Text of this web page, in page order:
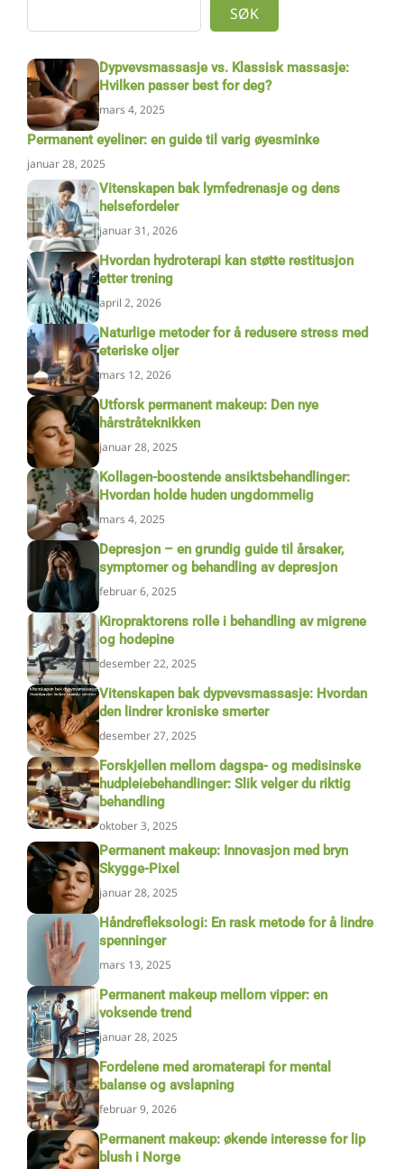
SØK
Dypvevsmassasje vs. Klassisk massasje:
Hvilken passer best for deg?
mars 4, 2025
Permanent eyeliner: en guide til varig øyesminke
januar 28, 2025
Vitenskapen bak lymfedrenasje og dens
helsefordeler
januar 31, 2026
Hvordan hydroterapi kan støtte restitusjon
etter trening
april 2, 2026
Naturlige metoder for å redusere stress med
eteriske oljer
mars 12, 2026
Utforsk permanent makeup: Den nye
hårstråteknikken
januar 28, 2025
Kollagen-boostende ansiktsbehandlinger:
Hvordan holde huden ungdommelig
mars 4, 2025
Depresjon – en grundig guide til årsaker,
symptomer og behandling av depresjon
februar 6, 2025
Kiropraktorens rolle i behandling av migrene
og hodepine
desember 22, 2025
Vitenskapen bak dypvevsmassasje: Hvordan
den lindrer kroniske smerter
desember 27, 2025
Forskjellen mellom dagspa- og medisinske
hudpleiebehandlinger: Slik velger du riktig
behandling
oktober 3, 2025
Permanent makeup: Innovasjon med bryn
Skygge-Pixel
januar 28, 2025
Håndrefleksologi: En rask metode for å lindre
spenninger
mars 13, 2025
Permanent makeup mellom vipper: en
voksende trend
januar 28, 2025
Fordelene med aromaterapi for mental
balanse og avslapning
februar 9, 2026
Permanent makeup: økende interesse for lip
blush i Norge